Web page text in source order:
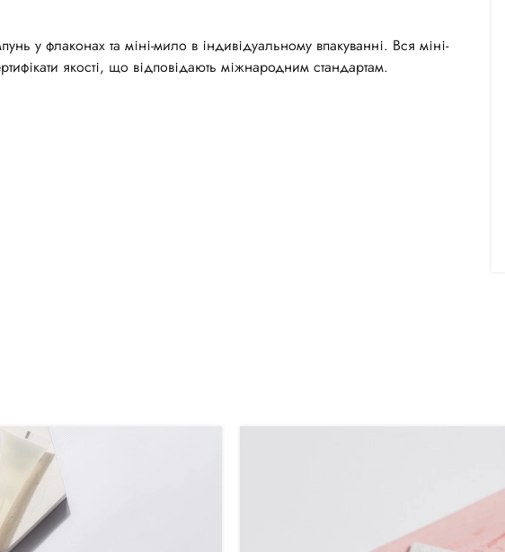
у флаконах та міні-мило в індивідуальному впакуванні. Вся міні-
якості, що відповідають міжнародним стандартам.